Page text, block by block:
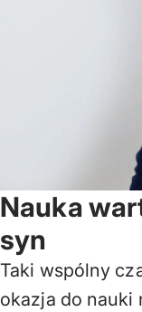
Nauka
syn
Taki wspólny
okazja do nauki